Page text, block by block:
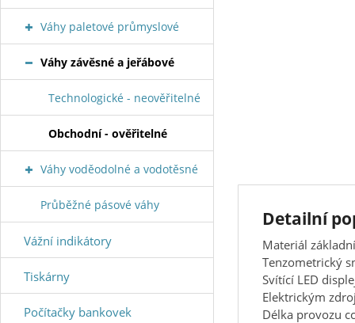
Detailní
Materiál
Tenzometrický
Svítící LED
Elektrickým
Délka provozu
Váhy paletové průmyslové
Váhy závěsné a jeřábové
Technologické - neověřitelné
Obchodní - ověřitelné
Váhy voděodolné a vodotěsné
Průběžné pásové váhy
Vážní indikátory
Tiskárny
Počítačky bankovek